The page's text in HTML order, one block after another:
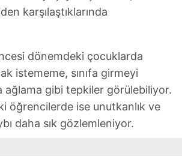
karşılaştıklarında
dönemdeki çocuklarda
istememe, sınıfa girmeyi
ağlama gibi tepkiler görülebiliyor.
öğrencilerde ise unutkanlık ve
daha sık gözlemleniyor.